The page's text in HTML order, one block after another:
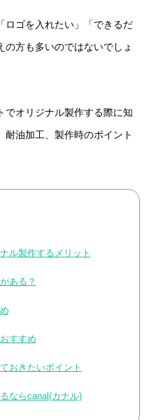
ロゴを入れたい」「できるだ
の方も多いのではないでしょ
でオリジナル製作する際に知
耐油加工、製作時のポイント
ル製作するメリット
ある？
すすめ
おきたいポイント
ならcanal(カナル)